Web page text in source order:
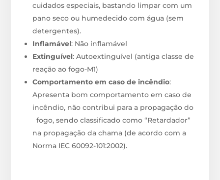
cuidados especiais, bastando limpar com um
pano seco ou humedecido com água (sem
detergentes).
Inflamável: Não inflamável
Extinguível: Autoextinguível (antiga classe de
reação ao fogo-M1)
Comportamento em caso de incêndio:
Apresenta bom comportamento em caso de
incêndio, não contribui para a propagação do
fogo, sendo classificado como “Retardador”
na propagação da chama (de acordo com a
Norma IEC 60092-101:2002).